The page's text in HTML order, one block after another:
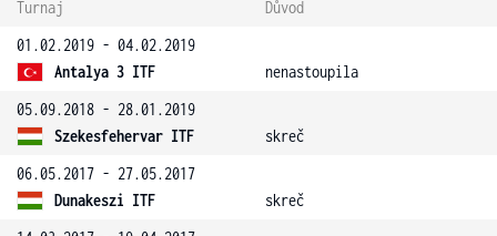
Turnaj
Důvod
01.02.2019 - 04.02.2019
Antalya 3 ITF
nenastoupila
05.09.2018 - 28.01.2019
Szekesfehervar ITF
skreč
06.05.2017 - 27.05.2017
Dunakeszi ITF
skreč